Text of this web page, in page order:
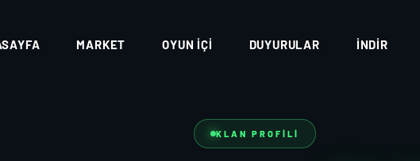
MARKET OYUN İÇI DUYURULAR İNDIR
KLAN PROFILI